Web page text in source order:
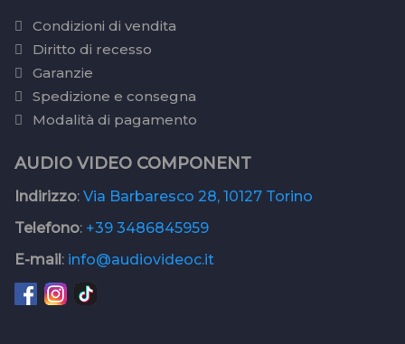
Condizioni di vendita
Diritto di recesso
Garanzie
Spedizione e consegna
Modalità di pagamento
AUDIO VIDEO COMPONENT
Indirizzo: Via Barbaresco 28, 10127 Torino
Telefono: +39 3486845959
E-mail: info@audiovideoc.it